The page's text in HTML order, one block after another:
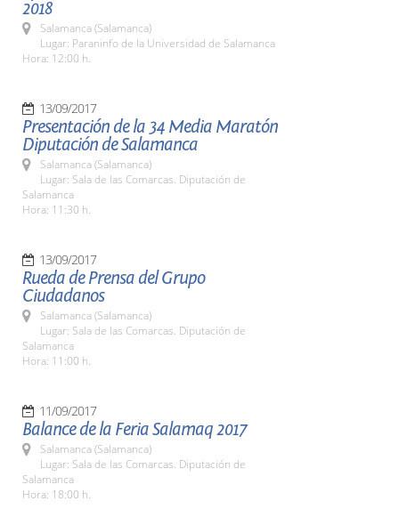
2018
Salamanca (Salamanca)
Lugar: Paraninfo de la Universidad de Salamanca
Hora: 12:00 h.
13/09/2017
Presentación de la 34 Media Maratón
Diputación de Salamanca
Salamanca (Salamanca)
Lugar: Sala de las Comarcas. Diputación de
Salamanca
Hora: 11:30 h.
13/09/2017
Rueda de Prensa del Grupo
Ciudadanos
Salamanca (Salamanca)
Lugar: Sala de las Comarcas. Diputación de
Salamanca
Hora: 11:00 h.
11/09/2017
Balance de la Feria Salamaq 2017
Salamanca (Salamanca)
Lugar: Sala de las Comarcas. Diputación de
Salamanca
Hora: 18:00 h.